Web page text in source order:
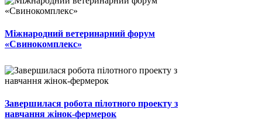
Міжнародний ветеринарний форум
«Свинокомплекс»
Завершилася робота пілотного проекту з
навчання жінок-фермерок